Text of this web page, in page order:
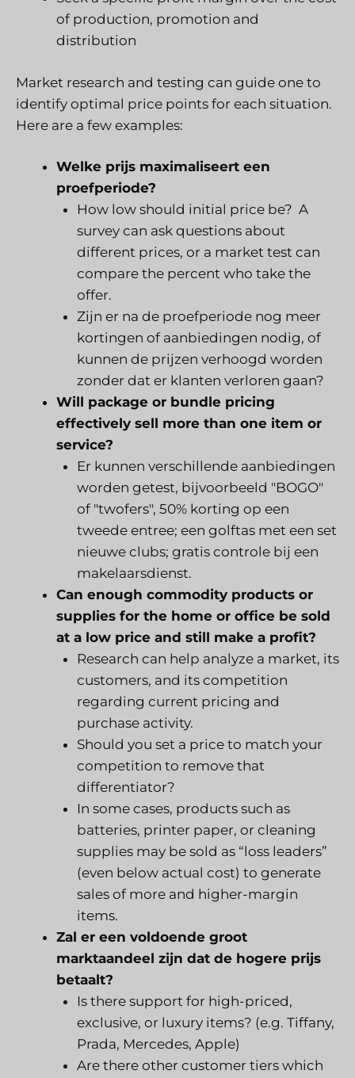
of production, promotion and
distribution
Market research and testing can guide one to
identify optimal price points for each situation.
Here are a few examples:
Welke prijs maximaliseert een
proefperiode?
How low should initial price be? A
survey can ask questions about
different prices, or a market test can
compare the percent who take the
offer.
Zijn er na de proefperiode nog meer
kortingen of aanbiedingen nodig, of
kunnen de prijzen verhoogd worden
zonder dat er klanten verloren gaan?
Will package or bundle pricing
effectively sell more than one item or
service?
Er kunnen verschillende aanbiedingen
worden getest, bijvoorbeeld "BOGO"
of "twofers", 50% korting op een
tweede entree; een golftas met een set
nieuwe clubs; gratis controle bij een
makelaarsdienst.
Can enough commodity products or
supplies for the home or office be sold
at a low price and still make a profit?
Research can help analyze a market, its
customers, and its competition
regarding current pricing and
purchase activity.
Should you set a price to match your
competition to remove that
differentiator?
In some cases, products such as
batteries, printer paper, or cleaning
supplies may be sold as “loss leaders”
(even below actual cost) to generate
sales of more and higher-margin
items.
Zal er een voldoende groot
marktaandeel zijn dat de hogere prijs
betaalt?
Is there support for high-priced,
exclusive, or luxury items? (e.g. Tiffany,
Prada, Mercedes, Apple)
Are there other customer tiers which